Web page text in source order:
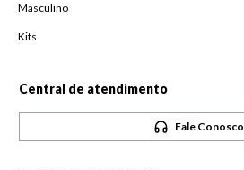
Masculino
Kits
Central de atendimento
Fale Conosco